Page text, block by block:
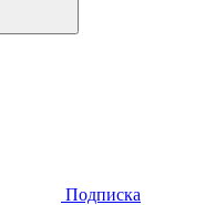
Подписка